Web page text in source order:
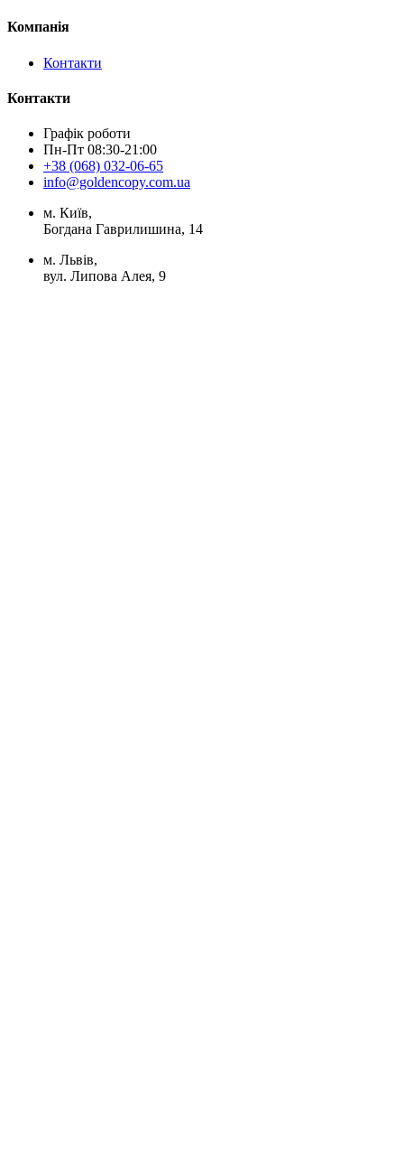
Компанія
Контакти
Контакти
Графік роботи
Пн-Пт 08:30-21:00
+38 (068) 032-06-65
info@goldencopy.com.ua
м. Київ,
Богдана Гаврилишина, 14
м. Львів,
вул. Липова Алея, 9